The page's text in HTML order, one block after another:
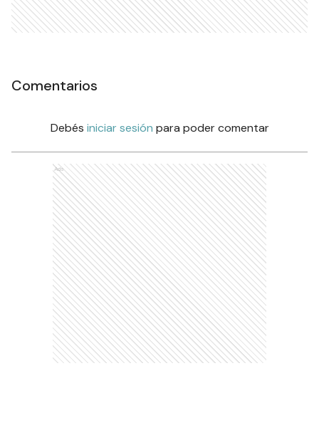
Comentarios
Debés iniciar sesión para poder comentar
Ads